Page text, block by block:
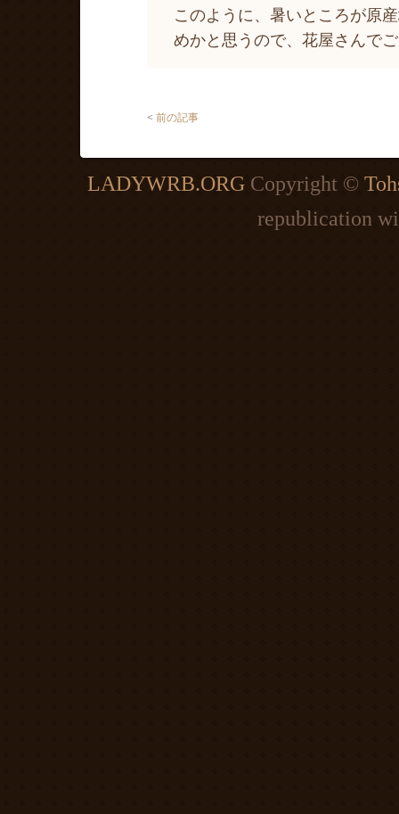
このように、暑いところが原
めかと思うので、花屋さんで
< 前の記事
LADYWRB.ORG Copyright ©
republication